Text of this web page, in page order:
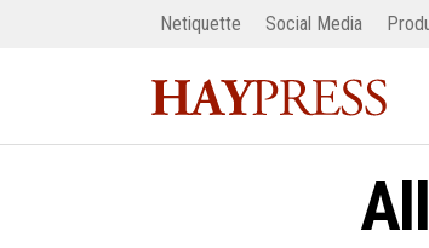
Netiquette Social Media